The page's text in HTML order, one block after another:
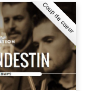
Coup de coeur